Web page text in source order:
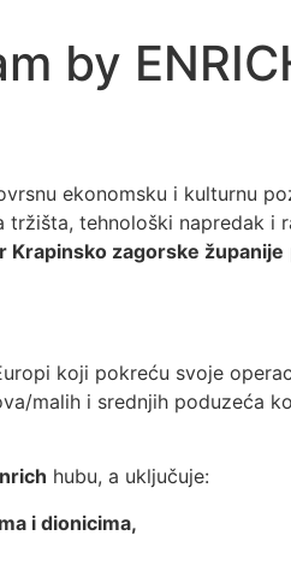
by
ekonomsku i kulturnu
tehnološki napredak i
Krapinsko zagorske županije
koji pokreću svoje
malih i srednjih poduzeća
hubu, a uključuje:
i dionicima,